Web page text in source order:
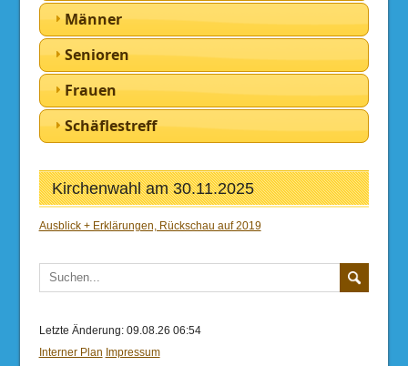
Männer
Senioren
Frauen
Schäflestreff
Kirchenwahl am 30.11.2025
Ausblick + Erklärungen, Rückschau auf 2019
Letzte Änderung: 09.08.26 06:54
Interner Plan Impressum